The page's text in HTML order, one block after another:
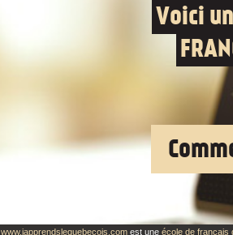
Voici
www.japprendslequebecois.comest une école de français